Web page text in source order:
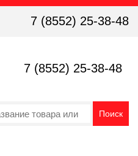
7 (8552) 25-38-48
7 (8552) 25-38-48